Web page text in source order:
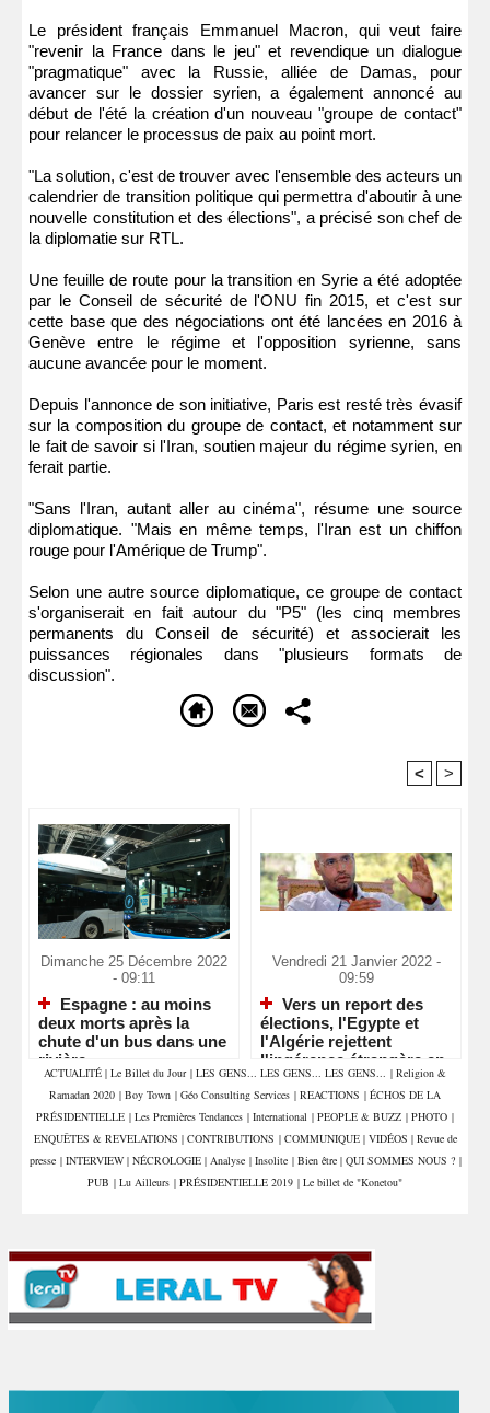
Le président français Emmanuel Macron, qui veut faire
"revenir la France dans le jeu" et revendique un dialogue
"pragmatique" avec la Russie, alliée de Damas, pour
avancer sur le dossier syrien, a également annoncé au
début de l'été la création d'un nouveau "groupe de contact"
pour relancer le processus de paix au point mort.
"La solution, c'est de trouver avec l'ensemble des acteurs un
calendrier de transition politique qui permettra d'aboutir à une
nouvelle constitution et des élections", a précisé son chef de
la diplomatie sur RTL.
Une feuille de route pour la transition en Syrie a été adoptée
par le Conseil de sécurité de l'ONU fin 2015, et c'est sur
cette base que des négociations ont été lancées en 2016 à
Genève entre le régime et l'opposition syrienne, sans
aucune avancée pour le moment.
Depuis l'annonce de son initiative, Paris est resté très évasif
sur la composition du groupe de contact, et notamment sur
le fait de savoir si l'Iran, soutien majeur du régime syrien, en
ferait partie.
"Sans l'Iran, autant aller au cinéma", résume une source
diplomatique. "Mais en même temps, l'Iran est un chiffon
rouge pour l'Amérique de Trump".
Selon une autre source diplomatique, ce groupe de contact
s'organiserait en fait autour du "P5" (les cinq membres
permanents du Conseil de sécurité) et associerait les
puissances régionales dans "plusieurs formats de
discussion".
< >
Dimanche 25 Décembre 2022
- 09:11
Espagne : au moins
deux morts après la
chute d'un bus dans une
rivière
Vendredi 21 Janvier 2022 -
09:59
Vers un report des
élections, l'Egypte et
l'Algérie rejettent
l'ingérence étrangère en
Libye
ACTUALITÉ | Le Billet du Jour | LES GENS... LES GENS... LES GENS... | Religion &
Ramadan 2020 | Boy Town | Géo Consulting Services | REACTIONS | ÉCHOS DE LA
PRÉSIDENTIELLE | Les Premières Tendances | International | PEOPLE & BUZZ | PHOTO |
ENQUÊTES & REVELATIONS | CONTRIBUTIONS | COMMUNIQUE | VIDÉOS | Revue de
presse | INTERVIEW | NÉCROLOGIE | Analyse | Insolite | Bien être | QUI SOMMES NOUS ? |
PUB | Lu Ailleurs | PRÉSIDENTIELLE 2019 | Le billet de "Konetou"